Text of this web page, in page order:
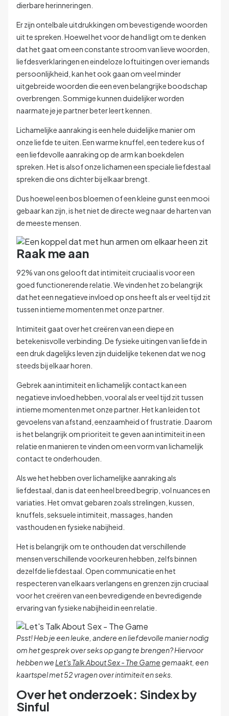
dierbare herinneringen.
Er zijn ontelbale uitdrukkingen om bevestigende woorden
uit te spreken. Hoewel het voor de hand ligt om te denken
dat het gaat om een constante stroom van lieve woorden,
liefdesverklaringen en eindeloze loftuitingen over iemands
persoonlijkheid, kan het ook gaan om veel minder
uitgebreide woorden die een even belangrijke boodschap
overbrengen. Sommige kunnen duidelijker worden
naarmate je je partner beter leert kennen.
Lichamelijke aanraking is een hele duidelijke manier om
onze liefde te uiten. Een warme knuffel, een tedere kus of
een liefdevolle aanraking op de arm kan boekdelen
spreken. Het is alsof onze lichamen een speciale liefdestaal
spreken die ons dichter bij elkaar brengt.
Dus hoewel een bos bloemen of een kleine gunst een mooi
gebaar kan zijn, is het niet de directe weg naar de harten van
de meeste mensen.
Raak me aan
92% van ons gelooft dat intimiteit cruciaal is voor een
goed functionerende relatie. We vinden het zo belangrijk
dat het een negatieve invloed op ons heeft als er veel tijd zit
tussen intieme momenten met onze partner.
Intimiteit gaat over het creëren van een diepe en
betekenisvolle verbinding. De fysieke uitingen van liefde in
een druk dagelijks leven zijn duidelijke tekenen dat we nog
steeds bij elkaar horen.
Gebrek aan intimiteit en lichamelijk contact kan een
negatieve invloed hebben, vooral als er veel tijd zit tussen
intieme momenten met onze partner. Het kan leiden tot
gevoelens van afstand, eenzaamheid of frustratie. Daarom
is het belangrijk om prioriteit te geven aan intimiteit in een
relatie en manieren te vinden om een vorm van lichamelijk
contact te onderhouden.
Als we het hebben over lichamelijke aanraking als
liefdestaal, dan is dat een heel breed begrip, vol nuances en
variaties. Het omvat gebaren zoals strelingen, kussen,
knuffels, seksuele intimiteit, massages, handen
vasthouden en fysieke nabijheid.
Het is belangrijk om te onthouden dat verschillende
mensen verschillende voorkeuren hebben, zelfs binnen
dezelfde liefdestaal. Open communicatie en het
respecteren van elkaars verlangens en grenzen zijn cruciaal
voor het creëren van een bevredigende en bevredigende
ervaring van fysieke nabijheid in een relatie.
Psst! Heb je een leuke, andere en liefdevolle manier nodig
om het gesprek over seks op gang te brengen? Hiervoor
hebben we Let's Talk About Sex - The Gamegemaakt, een
kaartspel met 52 vragen over intimiteit en seks.
Over het onderzoek: Sindex by
Sinful